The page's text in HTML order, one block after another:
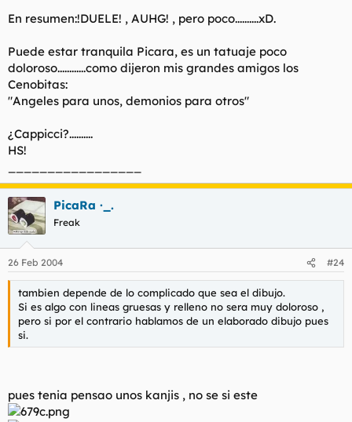
En resumen:!DUELE! , AUHG! , pero poco..........xD.
Puede estar tranquila Picara, es un tatuaje poco
doloroso............como dijeron mis grandes amigos los
Cenobitas:
"Angeles para unos, demonios para otros"
¿Cappicci?..........
HS!
PicaRa ·_.
Freak
26 Feb 2004 #24
tambien depende de lo complicado que sea el dibujo.
Si es algo con lineas gruesas y relleno no sera muy doloroso ,
pero si por el contrario hablamos de un elaborado dibujo pues
si.
pues tenia pensao unos kanjis , no se si este